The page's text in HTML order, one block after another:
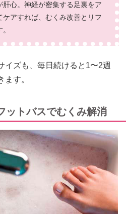
心。神経が密集する足裏をア
ケアすれば、むくみ改善とリフ
イズも、毎日続けると1〜2週
ます。
トバスでむくみ解消